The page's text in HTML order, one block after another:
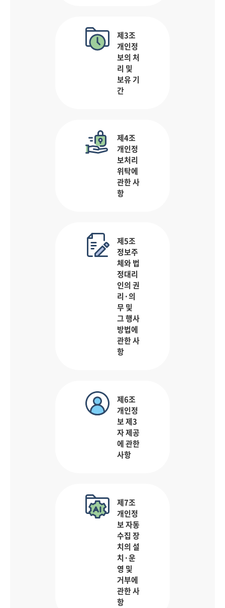
제3조
개인정
보의 처
리 및
보유 기
간
제4조
개인정
보처리
위탁에
관한 사
항
제5조
정보주
체와 법
정대리
인의 권
리·의
무 및
그 행사
방법에
관한 사
항
제6조
개인정
보 제3
자 제공
에 관한
사항
제7조
개인정
보 자동
수집 장
치의 설
치·운
영 및
거부에
관한 사
항